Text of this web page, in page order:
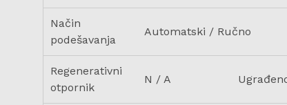
Način
podešavanja
Automatski / Ručno
Regenerativni
otpornik
N / A